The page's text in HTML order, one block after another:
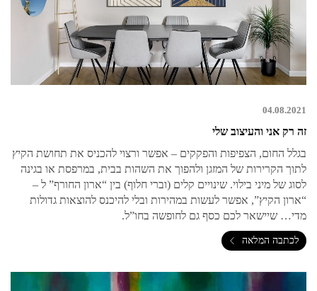
04.08.2021
זה רק אני והעיצוב שלי
בגלל החום, הצפיפות והפקקים – אפשר ורצוי להכניס את תחושת הקיץ
לתוך הקרירות של המזגן ולהפוך את השהות בבית, במרפסת או בגינה
לסוג של מיני בילוי. שינויים קלים (וברי חלוף) בין “ארון החורף” ל –
“ארון הקיץ”, אפשר לעשות במהירות ובלי להיכנס להוצאות גדולות
מדי… שיישאר לכם כסף גם לחופשה בחו”ל.
לכתבה המלאה